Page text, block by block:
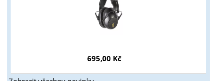
695,00 Kč